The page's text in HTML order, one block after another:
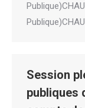
Session
publiques